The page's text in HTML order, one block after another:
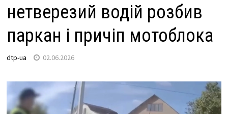
нетверезий водій розбив
паркан і причіп мотоблока
dtp-ua 02.06.2026